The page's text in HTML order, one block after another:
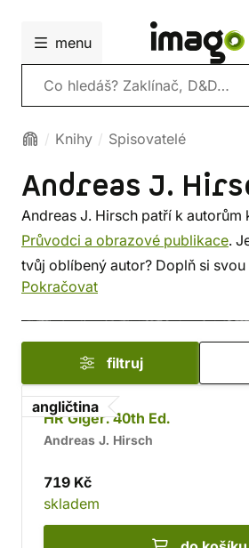
menu
Vyhledávání
Knihy Spisovatelé
Andreas J.
Andreas J. Hirsch patří k autorům
Průvodci a obrazové publikace.
tvůj oblíbený autor? Doplň si
knížku tohoto spisovatele, nebo si
Někdo vybírá srdcem, někdo
vybereš z méně známých i z těch
Nabízíme levnou dopravu, rychlé
nákup!
Pokračovat
filtruj
angličtina
HR Giger. 40th Ed.
Andreas J. Hirsch
719 Kč
skladem